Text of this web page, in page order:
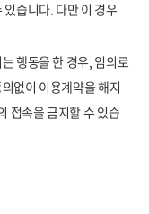
습니다. 다만 이 경우
행동을 한 경우, 임의로
없이 이용계약을 해지
접속을 금지할 수 있습